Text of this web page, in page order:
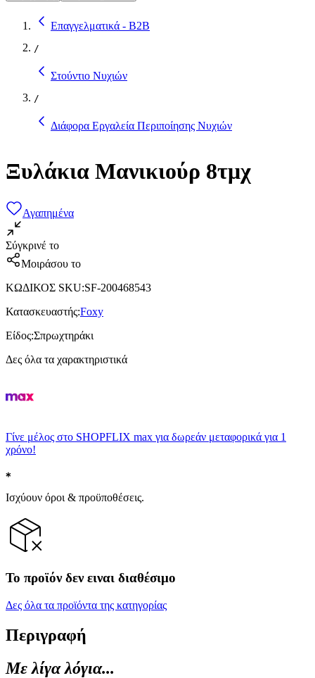
Επαγγελματικά - B2B
/
Στούντιο Νυχιών
/
Διάφορα Εργαλεία Περιποίησης Νυχιών
Ξυλάκια Μανικιούρ 8τμχ
Αγαπημένα
Σύγκρινέ το
Μοιράσου το
ΚΩΔΙΚΟΣ SKU:SF-200468543
Κατασκευαστής:Foxy
Είδος:Σπρωχτηράκι
Δες όλα τα χαρακτηριστικά
Γίνε μέλος στο SHOPFLIX max για δωρεάν μεταφορικά για 1
χρόνο!
Ισχύουν όροι & προϋποθέσεις.
Το προϊόν δεν ειναι διαθέσιμο
Δες όλα τα προϊόντα της κατηγορίας
Περιγραφή
Με λίγα λόγια...